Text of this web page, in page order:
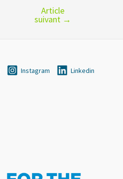
Article
suivant →
Instagram Linkedin